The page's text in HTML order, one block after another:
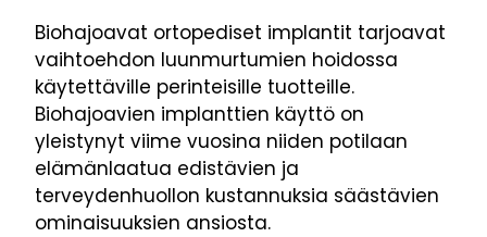
Biohajoavat ortopediset implantit tarjoavat
vaihtoehdon luunmurtumien hoidossa
käytettäville perinteisille tuotteille.
Biohajoavien implanttien käyttö on
yleistynyt viime vuosina niiden potilaan
elämänlaatua edistävien ja
terveydenhuollon kustannuksia säästävien
ominaisuuksien ansiosta.